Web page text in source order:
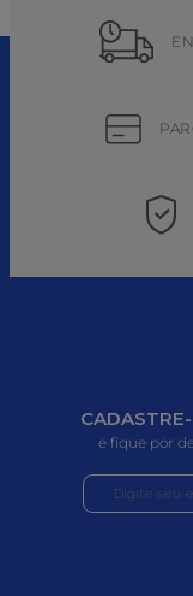
e fique por